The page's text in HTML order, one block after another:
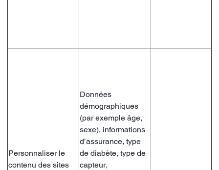
Personnaliser le
contenu des sites
Données
démographiques
(par exemple âge,
sexe), informations
d’assurance, type
de diabète, type de
capteur,